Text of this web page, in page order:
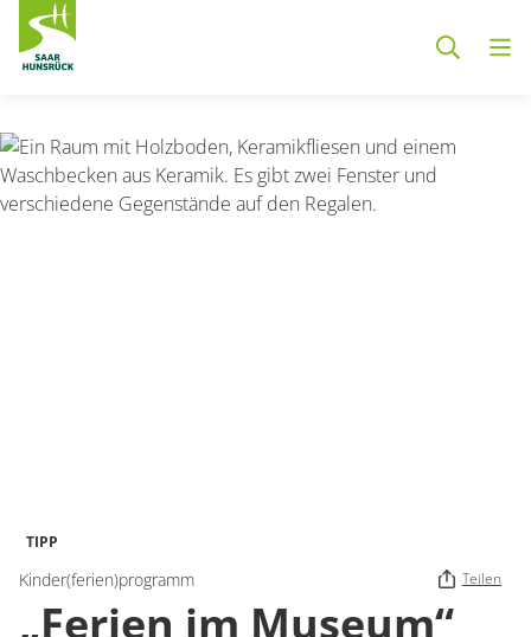
TIPP
Kinder(ferien)programm Teilen
„Ferien im Museum“